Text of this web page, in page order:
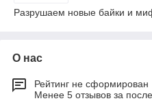
Разрушаем новые байки и
О нас
Рейтинг не сформирован
Менее 5 отзывов за